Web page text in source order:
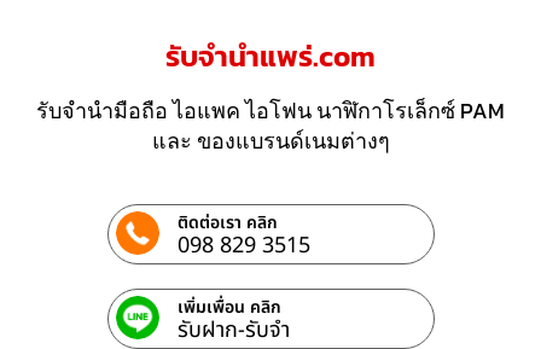
รับจํานําแพร่.com
รับจำนำมือถือ ไอแพค ไอโฟน นาฬิกาโรเล็กซ์ PAM
และ ของแบรนด์เนมต่างๆ
ติดต่อเรา คลิก
098 829 3515
เพิ่มเพื่อน คลิก
รับฝาก-รับจํา